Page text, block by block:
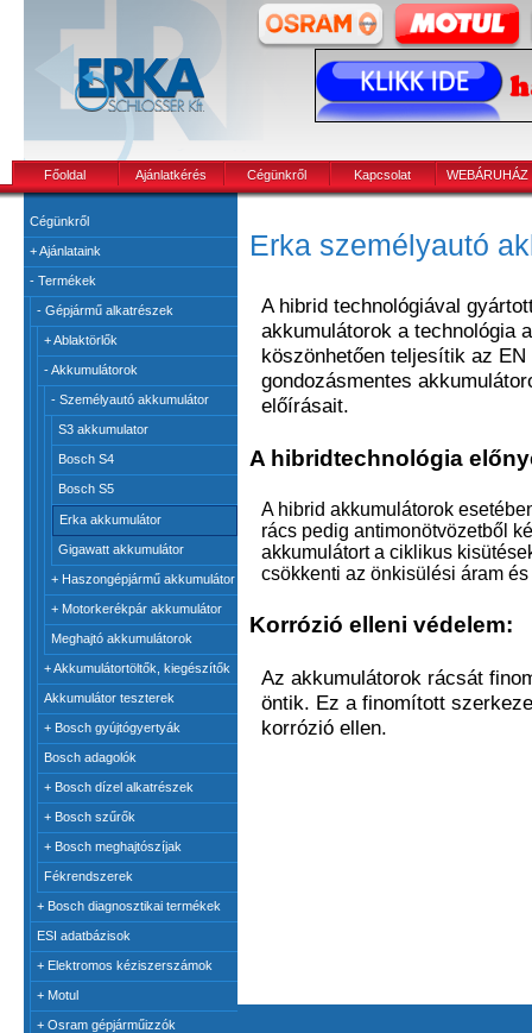
Főoldal Ajánlatkérés Cégünkről Kapcsolat WEBÁRUHÁZ
Cégünkről
+Ajánlataink
- Termékek
- Gépjármű alkatrészek
+Ablaktörlők
-Akkumulátorok
- Személyautó akkumulátor
S3 akkumulator
Bosch S4
Bosch S5
Erka akkumulátor
Gigawatt akkumulátor
+ Haszongépjármű akkumulátor
+ Motorkerékpár akkumulátor
Meghajtó akkumulátorok
+Akkumulátortöltők, kiegészítők
Akkumulátor teszterek
+ Bosch gyújtógyertyák
Bosch adagolók
+ Bosch dízel alkatrészek
+ Bosch szűrők
+ Bosch meghajtószíjak
Fékrendszerek
+ Bosch diagnosztikai termékek
ESI adatbázisok
+ Elektromos kéziszerszámok
+ Motul
+ Osram gépjárműizzók
Erka személyautó
A hibrid technológiával
akkumulátorok a technológia
köszönhetően teljesítik az
gondozásmentes
előírásait.
A hibridtechnológia
A hibrid akkumulátorok
rács pedig antimonötvözetből
akkumulátort a ciklikus
csökkenti az önkisülési áram
Korrózió elleni védelem:
Az akkumulátorok rácsát
öntik. Ez a finomított
korrózió ellen.